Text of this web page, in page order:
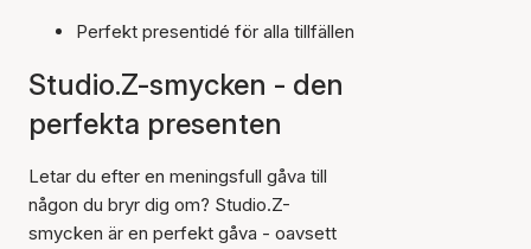
Perfekt presentidé för alla tillfällen
Studio.Z-smycken - den
perfekta presenten
Letar du efter en meningsfull gåva till
någon du bryr dig om? Studio.Z-
smycken är en perfekt gåva - oavsett